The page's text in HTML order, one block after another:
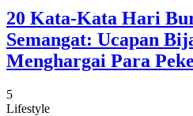
20 Kata-Kata Hari
Semangat: Ucapan
Menghargai Para
5
Lifestyle